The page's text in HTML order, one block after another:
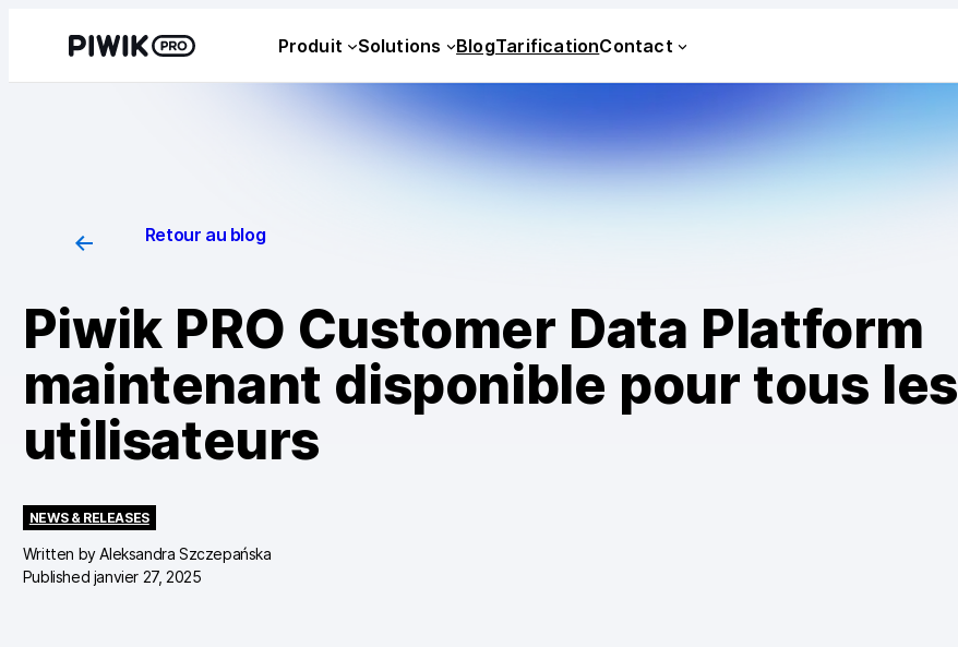
Produit Solutions BlogTarificationContact
Retour au blog
Piwik PRO Customer Data Platform
maintenant disponible pour tous les
utilisateurs
NEWS & RELEASES
Written byAleksandra Szczepańska
Published janvier 27, 2025